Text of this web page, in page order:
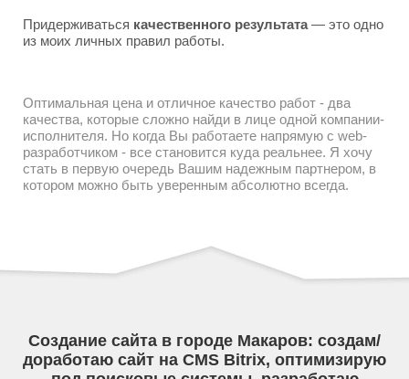
Придерживаться качественного результата— это одно
из моих личных правил работы.
Оптимальная цена и отличное качество работ - два
качества, которые сложно найди в лице одной компании-
исполнителя. Но когда Вы работаете напрямую с web-
разработчиком - все становится куда реальнее. Я хочу
стать в первую очередь Вашим надежным партнером, в
котором можно быть уверенным абсолютно всегда.
Создание сайта в городе Макаров: создам/
доработаю сайт на CMS Bitrix, оптимизирую